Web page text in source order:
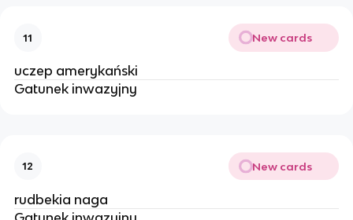
11 New cards
uczep amerykański
Gatunek inwazyjny
12 New cards
rudbekia naga